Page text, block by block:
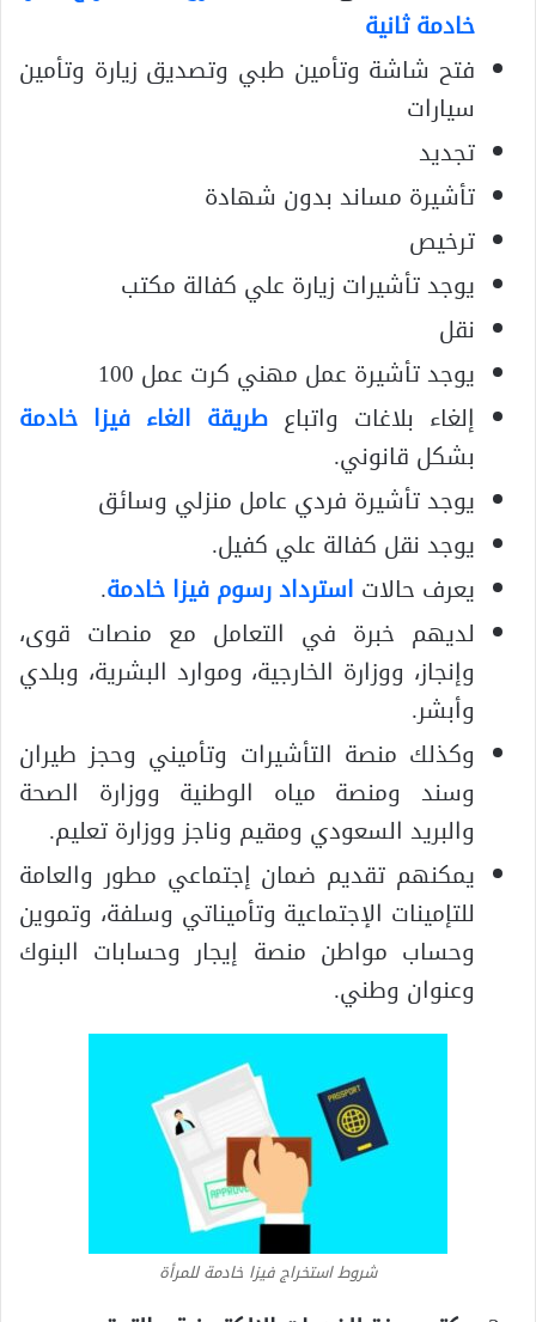
خادمة ثانية
فتح شاشة وتأمين طبي وتصديق زيارة وتأمين
سيارات
تجديد
تأشيرة مساند بدون شهادة
ترخيص
يوجد تأشيرات زيارة علي كفالة مكتب
نقل
يوجد تأشيرة عمل مهني كرت عمل 100
إلغاء بلاغات واتباع طريقة الغاء فيزا خادمة
بشكل قانوني.
يوجد تأشيرة فردي عامل منزلي وسائق
يوجد نقل كفالة علي كفيل.
يعرف حالات استرداد رسوم فيزا خادمة.
لديهم خبرة في التعامل مع منصات قوى،
وإنجاز، ووزارة الخارجية، وموارد البشرية، وبلدي
وأبشر.
وكذلك منصة التأشيرات وتأميني وحجز طيران
وسند ومنصة مياه الوطنية ووزارة الصحة
والبريد السعودي ومقيم وناجز ووزارة تعليم.
يمكنهم تقديم ضمان إجتماعي مطور والعامة
للتإمينات الإجتماعية وتأميناتي وسلفة، وتموين
وحساب مواطن منصة إيجار وحسابات البنوك
وعنوان وطني.
شروط استخراج فيزا خادمة للمرأة